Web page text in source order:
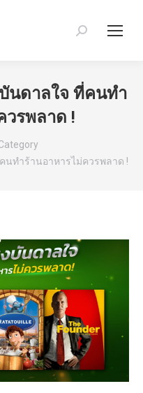
Search:
นดาลใจ ที่คนทำ
วรพลาด !
นทำร้านอาหารไม่ควรพลาด !